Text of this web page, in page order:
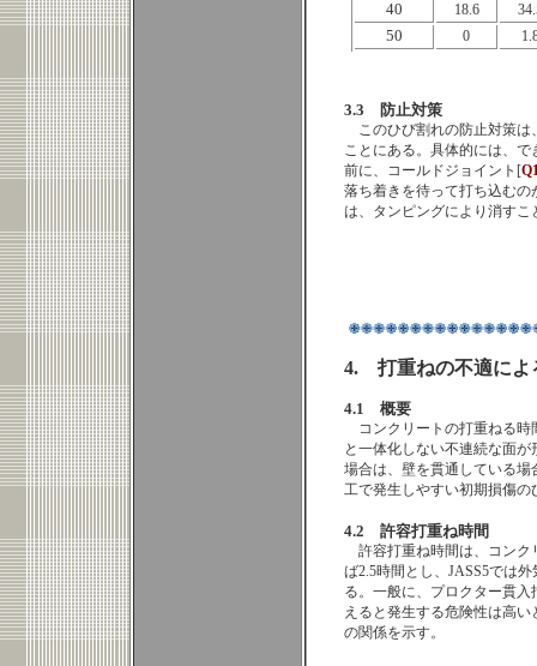
40
18.6
50
0
3.3 防止対策
このひび割れの防止対策
ことにある。具体的には、
前に、コールドジョイント[
落ち着きを待って打ち込む
は、タンピングにより消すこ
4. 打重ねの不適によ
4.1 概要
コンクリートの打重ねる
と一体化しない不連続な面
場合は、壁を貫通している
工で発生しやすい初期損傷の
4.2 許容打重ね時間
許容打重ね時間は、コン
ば2.5時間とし、JASS5では
る。一般に、プロクター貫入
えると発生する危険性は高い
の関係を示す。